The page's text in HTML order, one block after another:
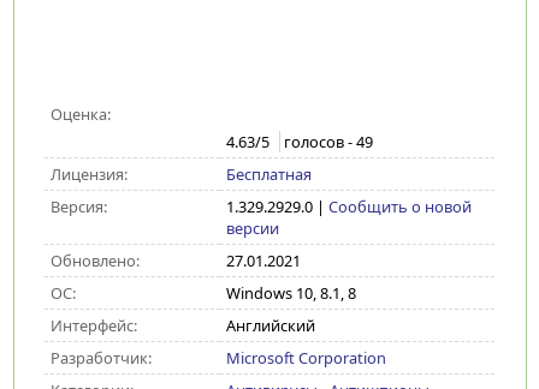
Оценка:
4.63/5 голосов -49
Лицензия:
Бесплатная
Версия:
1.329.2929.0| Сообщить о новой
версии
Обновлено:
27.01.2021
ОС:
Windows 10, 8.1, 8
Интерфейс:
Английский
Разработчик:
Microsoft Corporation